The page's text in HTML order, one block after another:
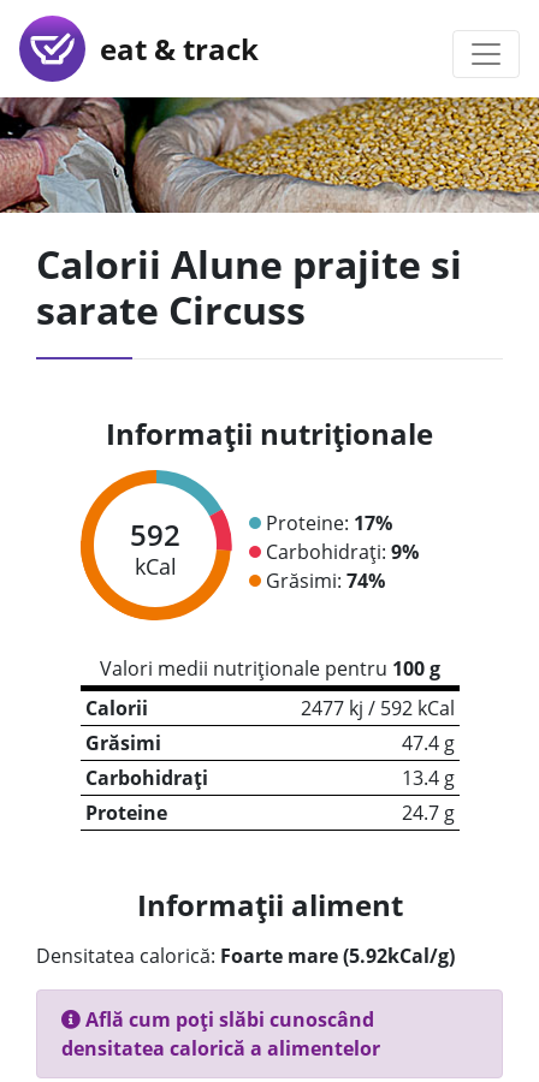
eat & track
Calorii Alune prajite si
sarate Circuss
Informații nutriționale
592
kCal
Proteine: 17%
Carbohidrați: 9%
Grăsimi: 74%
Valori medii nutriționale pentru 100 g
Calorii
2477 kj / 592 kCal
Grăsimi
47.4 g
Carbohidrați
13.4 g
Proteine
24.7 g
Informații aliment
Densitatea calorică: Foarte mare (5.92kCal/g)
Află cum poți slăbi cunoscând
densitatea calorică a alimentelor